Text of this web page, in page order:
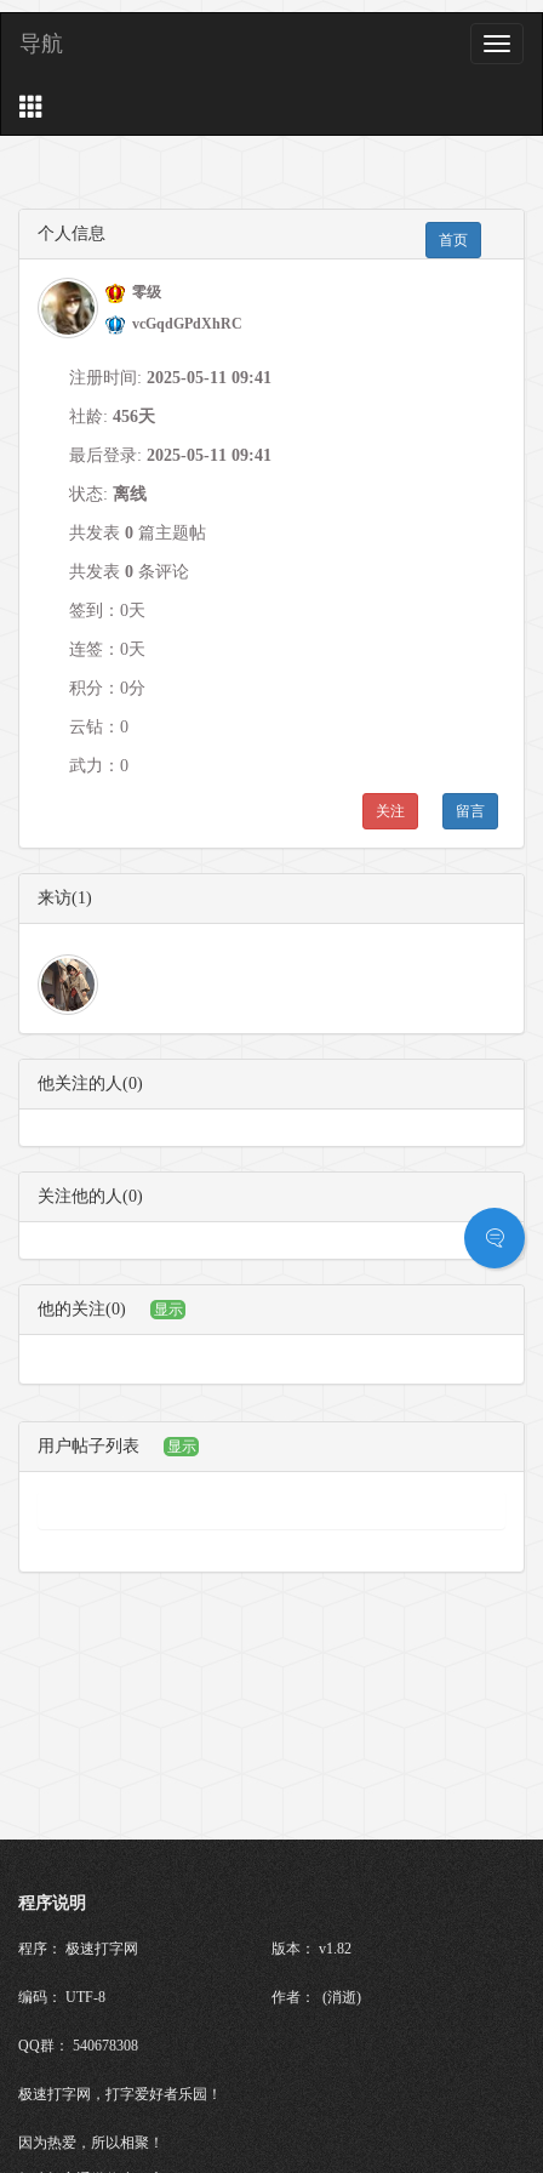
导
导航
个人信息 首页
零级
vcGqdGPdXhRC
注册时间: 2025-05-11 09:41
社龄: 456天
最后登录: 2025-05-11 09:41
状态: 离线
共发表 0 篇主题帖
共发表 0 条评论
签到：0天
连签：0天
积分：0分
云钻：0
武力： 0
留言
关注
来访(1)
他关注的人(0)
关注他的人(0)
他的关注(0) 显示
用户帖子列表 显示
程序说明
程序： 极速打字网 版本： v1.82
编码： UTF-8 作者： (消逝)
QQ群： 540678308
极速打字网，打字爱好者乐园！
因为热爱，所以相聚！